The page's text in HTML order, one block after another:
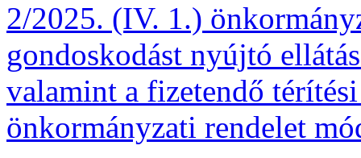
2/2025. (IV. 1.)
gondoskodást nyújtó
valamint a fizetendő
önkormányzati rendelet